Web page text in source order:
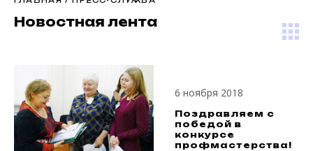
Новостная лента
6 ноября 2018
Поздравляем с
победой в
конкурсе
профмастерства!